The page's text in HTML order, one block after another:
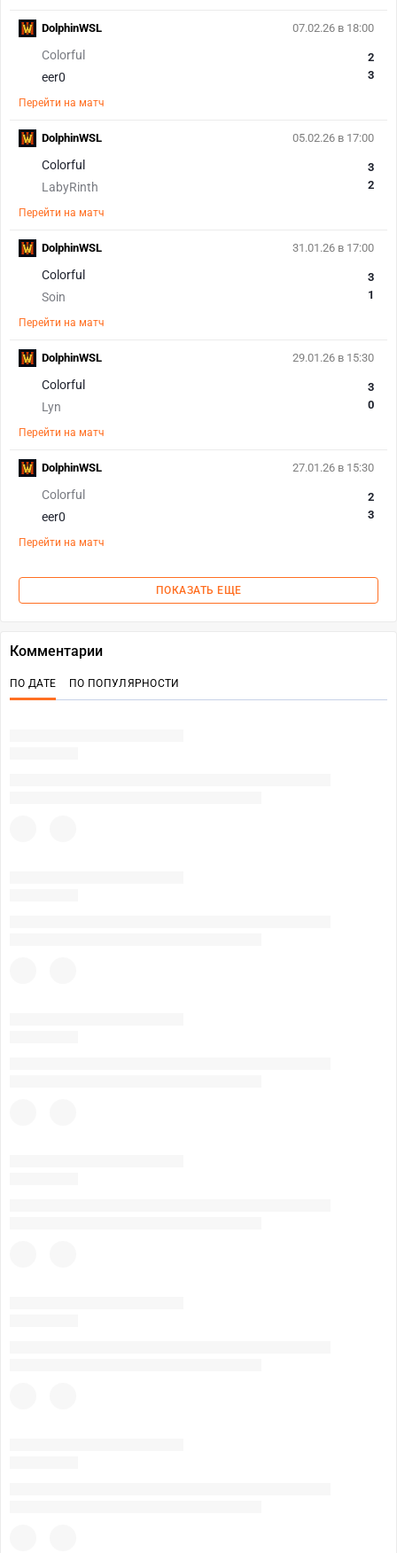
07.02.26 в 18:00
Colorful
eer0
2
3
Перейти на матч
DolphinWSL
05.02.26 в 17:00
Colorful
LabyRinth
3
2
Перейти на матч
DolphinWSL
31.01.26 в 17:00
Colorful
Soin
3
1
Перейти на матч
DolphinWSL
29.01.26 в 15:30
Colorful
Lyn
3
0
Перейти на матч
DolphinWSL
27.01.26 в 15:30
Colorful
eer0
2
3
Перейти на матч
DolphinWSL
ПОКАЗАТЬ ЕЩЕ
Комментарии
ПО ДАТЕ ПО ПОПУЛЯРНОСТИ